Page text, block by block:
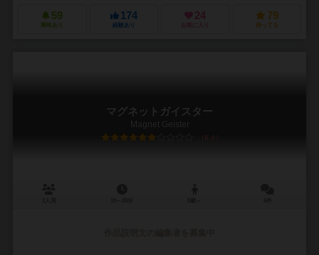
59
興味あり
174
経験あり
24
お気に入り
79
持ってる
マグネットガイスター
Magnet Geister
6.4